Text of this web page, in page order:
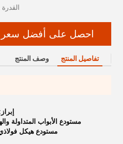
القدرة
احصل على أفضل سعر
تفاصيل المنتج وصف المنتج
مستودع الأبواب المتداولة
مستودع هيكل